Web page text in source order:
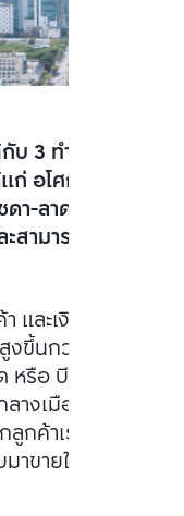
3 ทำเลรีเซลล์
อโศก –
า-ลาดพร้าว
มารถเร่งให้
ละเงินบาทแข็ง
ขึ้นกว่าปีที่ผ่าน
รือ บีซี จึงงัด
งเมือง(CBD-
ค้าเร่งโอน
ขายใหม่